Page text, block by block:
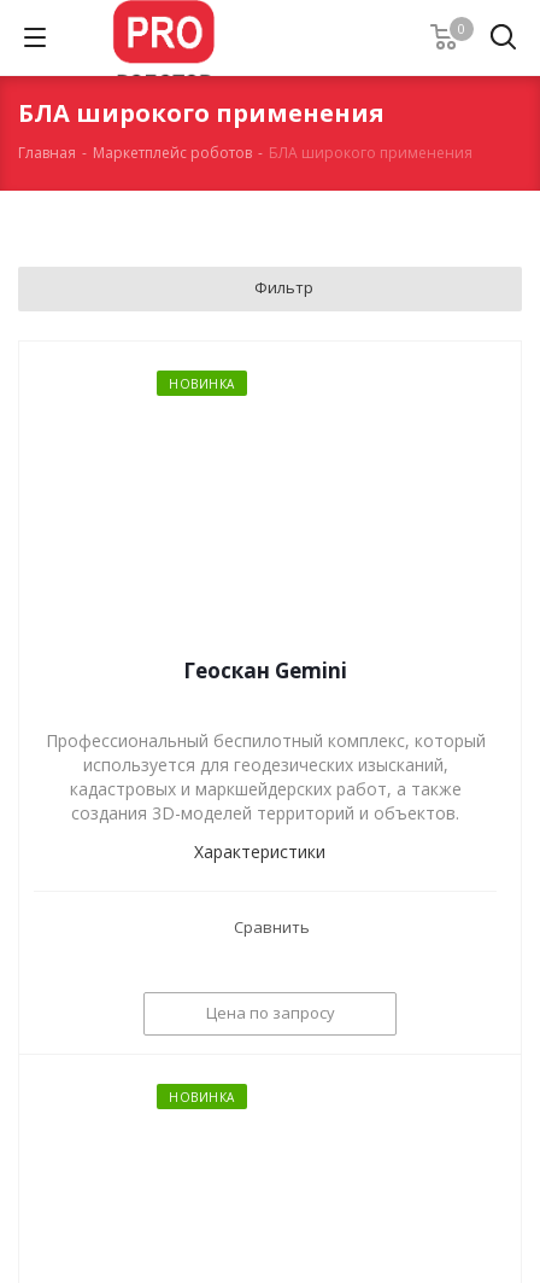
0
БЛА широкого применения
Главная - Маркетплейс роботов - БЛА широкого применения
Фильтр
НОВИНКА
Геоскан Gemini
Профессиональный беспилотный комплекс, который
используется для геодезических изысканий,
кадастровых и маркшейдерских работ, а также
создания 3D-моделей территорий и объектов.
Характеристики
Сравнить
Цена по запросу
НОВИНКА